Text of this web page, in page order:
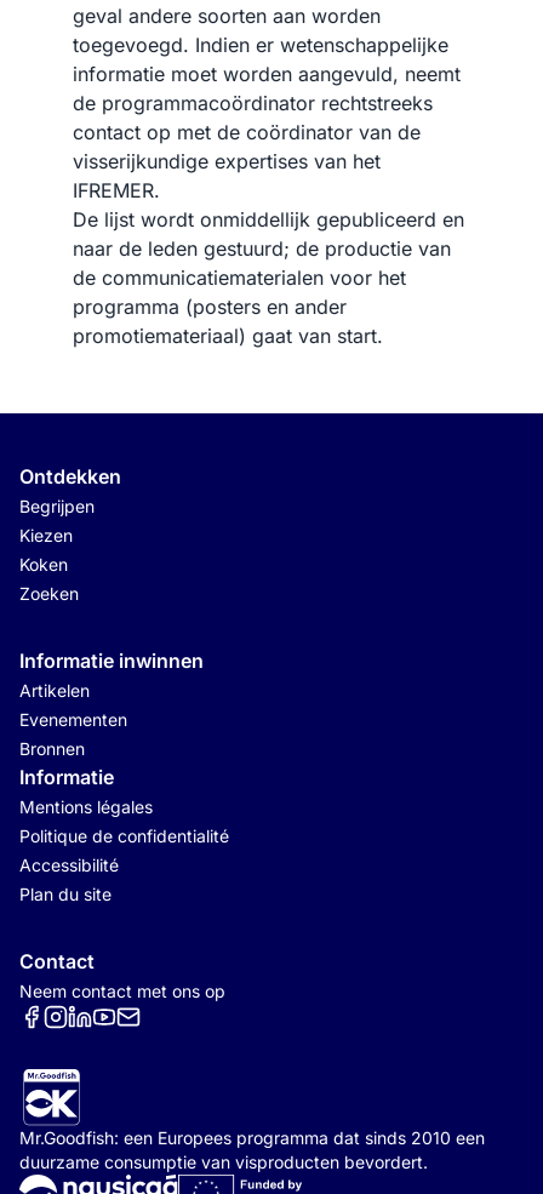
geval andere soorten aan worden
toegevoegd. Indien er wetenschappelijke
informatie moet worden aangevuld, neemt
de programmacoördinator rechtstreeks
contact op met de coördinator van de
visserijkundige expertises van het
IFREMER.
De lijst wordt onmiddellijk gepubliceerd en
naar de leden gestuurd; de productie van
de communicatiematerialen voor het
programma (posters en ander
promotiemateriaal) gaat van start.
Ontdekken
Begrijpen
Kiezen
Koken
Zoeken
Informatie inwinnen
Artikelen
Evenementen
Bronnen
Informatie
Mentions légales
Politique de confidentialité
Accessibilité
Plan du site
Contact
Neem contact met ons op
Réseaux sociaux
Mr.Goodfish: een Europees programma dat sinds 2010 een
duurzame consumptie van visproducten bevordert.